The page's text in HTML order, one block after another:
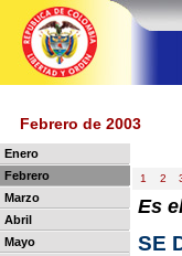
Febrero de 2003
Enero
Febrero
Marzo
Abril
Mayo
1 2
Es
SE